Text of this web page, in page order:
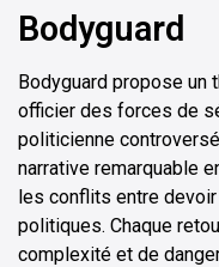
Bodyguard
Bodyguard propose un
officier des forces de
politicienne
narrative remarquable
les conflits entre
politiques. Chaque
complexité et de